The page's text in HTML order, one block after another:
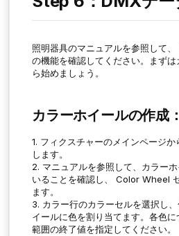
照明器具のマニュアルを参照して
の機能を確認してください。まず
ら始めましょう。
カラーホイールの作成：
1. フィクスチャーのメインページ
します。
2. マニュアルを参照して、カラー
いることを確認し、
Color Wheel
ます。
3. カラー行のカラーセルを選択し
イールに色を割り当てます。各色
範囲の終了値を指定してください。